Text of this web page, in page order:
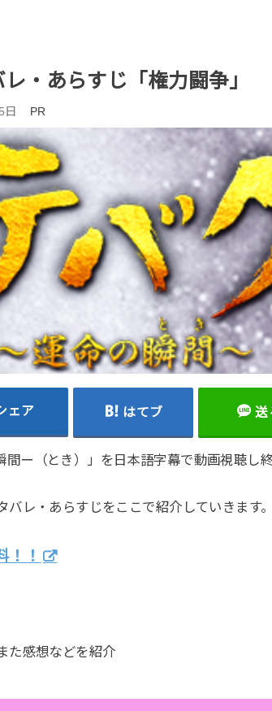
・あらすじ「権力闘争」
日 PR
ェア はてブ 送
ー（とき）」を日本語字幕で動画視聴し終
レ・あらすじをここで紹介していきます。
！！
た感想などを紹介